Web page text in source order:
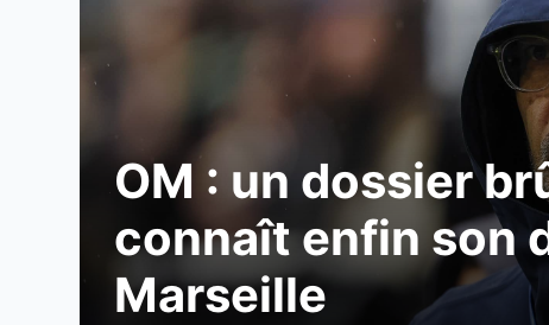
OM : un dossier
connaît enfin son
Marseille